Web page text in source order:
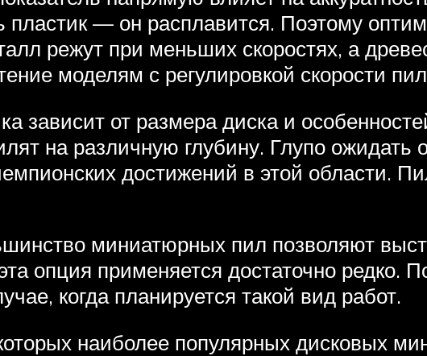
пластик — он расплавится. Поэтому
режут при меньших скоростях, а
моделям с регулировкой скорости
зависит от размера диска и
на различную глубину. Глупо ожидать
достижений в этой области.
миниатюрных пил позволяют
опция применяется достаточно редко.
когда планируется такой вид работ.
наиболее популярных дисковых